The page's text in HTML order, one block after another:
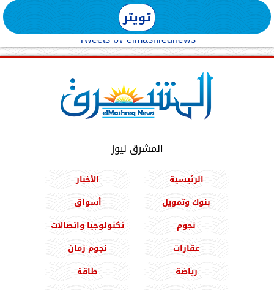
تويتر
Tweets by elmashreqnews
المشرق نيوز
الرئيسية
الأخبار
بنوك وتمويل
أسواق
نجوم
تكنولوجيا واتصالات
عقارات
نجوم زمان
رياضة
طاقة